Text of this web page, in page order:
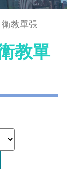
衛教單張
教單